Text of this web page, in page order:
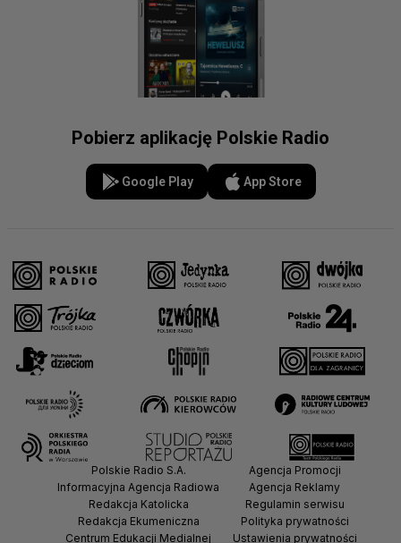
Pobierz aplikację Polskie Radio
Google Play App Store
Polskie Radio S.A.
Informacyjna Agencja Radiowa
Redakcja Katolicka
Redakcja Ekumeniczna
Centrum Edukacji Medialnej
Agencja Promocji
Agencja Reklamy
Regulamin serwisu
Polityka prywatności
Ustawienia prywatności